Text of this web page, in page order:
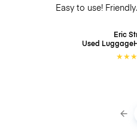
Easy to use!
Eric
Used
★★★